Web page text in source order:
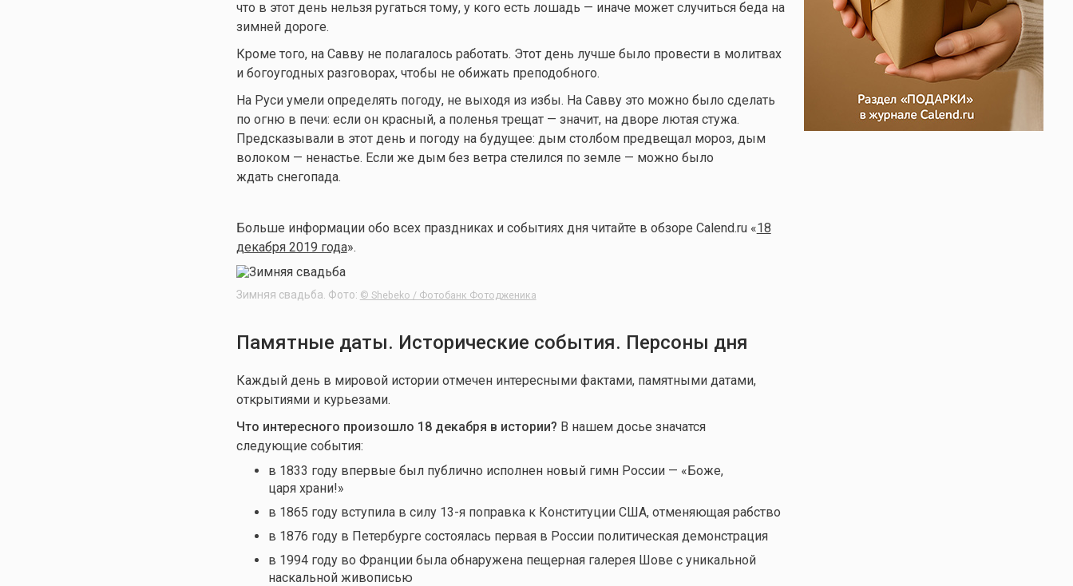
что в этот день нельзя ругаться тому, у кого есть лошадь — иначе может случиться беда на
зимней дороге.
Кроме того, на Савву не полагалось работать. Этот день лучше было провести в молитвах
и богоугодных разговорах, чтобы не обижать преподобного.
На Руси умели определять погоду, не выходя из избы. На Савву это можно было сделать
по огню в печи: если он красный, а поленья трещат — значит, на дворе лютая стужа.
Предсказывали в этот день и погоду на будущее: дым столбом предвещал мороз, дым
волоком — ненастье. Если же дым без ветра стелился по земле — можно было
ждать снегопада.
Больше информации обо всех праздниках и событиях дня читайте в обзоре Calend.ru «18
декабря 2019 года».
Зимняя свадьба. Фото: © Shebeko / Фотобанк Фотодженика
Памятные даты. Исторические события. Персоны дня
Каждый день в мировой истории отмечен интересными фактами, памятными датами,
открытиями и курьезами.
Что интересного произошло 18 декабря в истории? В нашем досье значатся
следующие события:
в 1833 году впервые был публично исполнен новый гимн России — «Боже,
царя храни!»
в 1865 году вступила в силу 13-я поправка к Конституции США, отменяющая рабство
в 1876 году в Петербурге состоялась первая в России политическая демонстрация
в 1994 году во Франции была обнаружена пещерная галерея Шове с уникальной
наскальной живописью